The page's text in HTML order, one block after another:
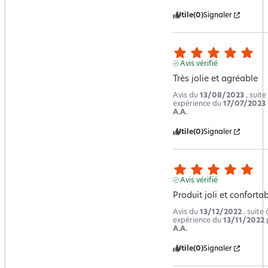
Utile(0)Signaler
Avis vérifié
Très jolie et agréable
Avis du 13/08/2023 , suite
expérience du 17/07/2023
A.A.
Utile(0)Signaler
Avis vérifié
Produit joli et
Avis du 13/12/2022 , suite
expérience du 13/11/2022
A.A.
Utile(0)Signaler